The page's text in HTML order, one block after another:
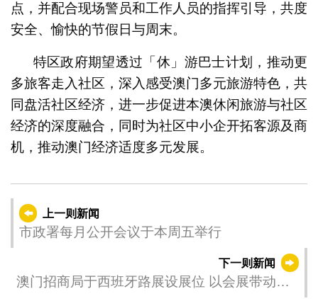
点，并配合现场警员和工作人员的指挥引导，共度
安全、愉快的节假日与周末。
特区政府期望透过「休」游巴士计划，推动更
多旅客走入社区，深入感受澳门多元旅游特色，共
同盘活社区经济，进一步促进本澳休闲旅游与社区
经济的深度融合，同时为社区中小企开拓客源及商
机，推动澳门经济适度多元发展。
上一则新闻
市政署每月公开会议于本周五举行
下一则新闻
澳门招商局于西班牙路展设展位 以会展带动中